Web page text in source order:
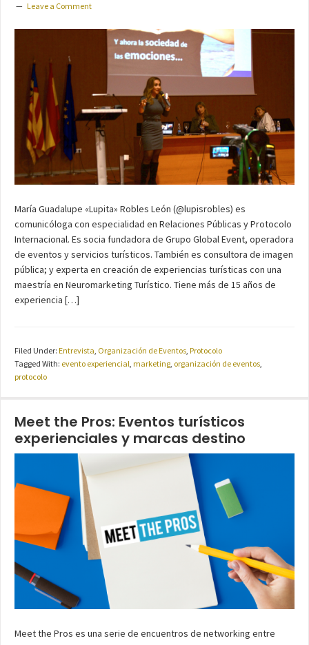
Leave a Comment
María Guadalupe «Lupita» Robles León (@lupisrobles) es
comunicóloga con especialidad en Relaciones Públicas y Protocolo
Internacional. Es socia fundadora de Grupo Global Event, operadora
de eventos y servicios turísticos. También es consultora de imagen
pública; y experta en creación de experiencias turísticas con una
maestría en Neuromarketing Turístico. Tiene más de 15 años de
experiencia […]
Filed Under: Entrevista, Organización de Eventos, Protocolo
Tagged With: evento experiencial, marketing, organización de eventos,
protocolo
Meet the Pros: Eventos turísticos
experienciales y marcas destino
Meet the Pros es una serie de encuentros de networking entre